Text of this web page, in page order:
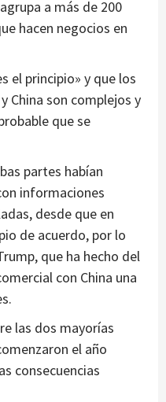
a más de 200
hacen negocios en
el principio» y que los
China son complejos y
que se
partes habían
informaciones
desde que en
de acuerdo, por lo
que ha hecho del
con China una
las dos mayorías
el año
consecuencias